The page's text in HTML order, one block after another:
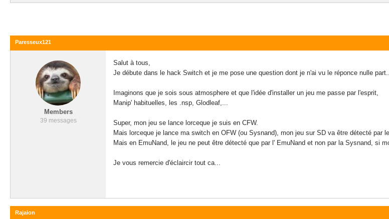
Paresseux121
Members
39 messages
Salut à tous,
Je débute dans le hack Switch et je me pose une question dont je n'ai vu le réponce nulle
Imaginons que je sois sous atmosphere et que l'idée d'installer un jeu me passe par l'esprit,
Manip' habituelles, les .nsp, Glodleaf,...
Super, mon jeu se lance lorceque je suis en CFW.
Mais lorceque je lance ma switch en OFW (ou Sysnand), mon jeu sur SD va être détecté
Mais en EmuNand, le jeu ne peut être détecté que par l' EmuNand et non par la Sysnand, si
Je vous remercie d'éclaircir tout ca...
Rajaion